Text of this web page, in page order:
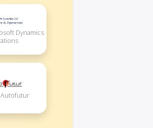
Dynamics
Autofutur